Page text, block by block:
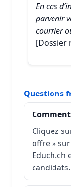
En cas
parvenir
courrier
[Dossier
Questions
Cliquez
offre »
Educh.ch
candidats.